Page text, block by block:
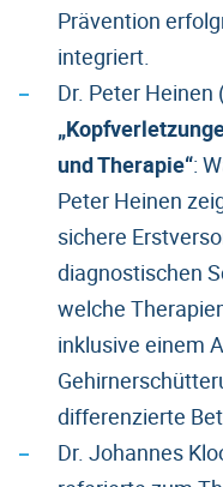
Prävention
integriert.
Dr. Peter
und Therapie“:
Peter Heinen
sichere
diagnostischen
welche
inklusive einem
differenzierte
Dr. Johannes